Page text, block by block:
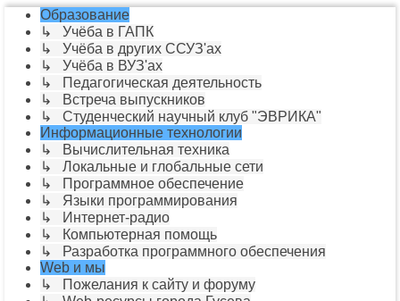
Образование
↳ Учёба в ГАПК
↳ Учёба в других ССУЗ'ах
↳ Учёба в ВУЗ'ах
↳ Педагогическая деятельность
↳ Встреча выпускников
↳ Студенческий научный клуб "ЭВРИКА"
Информационные технологии
↳ Вычислительная техника
↳ Локальные и глобальные сети
↳ Программное обеспечение
↳ Языки программирования
↳ Интернет-радио
↳ Компьютерная помощь
↳ Разработка программного обеспечения
Web и мы
↳ Пожелания к сайту и форуму